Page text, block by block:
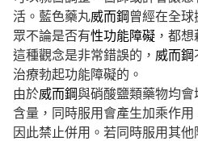
活。藍色藥丸威而鋼 曾經在全
眾不論是否有性功能障礙 ，都想
這種觀念是非常錯誤的， 威而鋼
治療勃起功能障礙的。
由於威而鋼與硝酸鹽類藥物均
含量，同時服用會產生加乘作用
因此禁止併用。若同時服用其